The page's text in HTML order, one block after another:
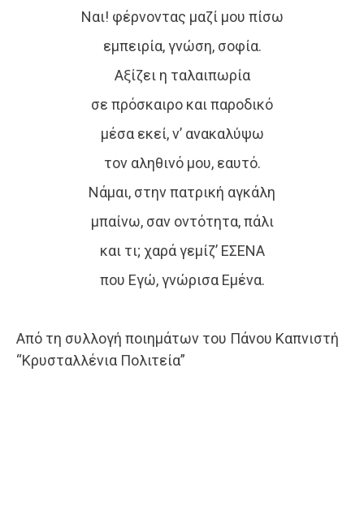
Ναι! φέρνοντας μαζί μου πίσω
εμπειρία, γνώση, σοφία.
Αξίζει η ταλαιπωρία
σε πρόσκαιρο και παροδικό
μέσα εκεί, ν’ ανακαλύψω
τον αληθινό μου, εαυτό.
Νάμαι, στην πατρική αγκάλη
μπαίνω, σαν οντότητα, πάλι
και τι; χαρά γεμίζ’ ΕΣΕΝΑ
που Εγώ, γνώρισα Εμένα.
Από τη συλλογή ποιημάτων του Πάνου Καπνιστή
“Κρυσταλλένια Πολιτεία”